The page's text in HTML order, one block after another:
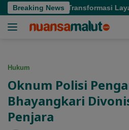
Langsung
ke
Breaking News
Tekankan Transformasi Layanan
Hukum
Oknum Polisi
Bhayangkari
Penjara